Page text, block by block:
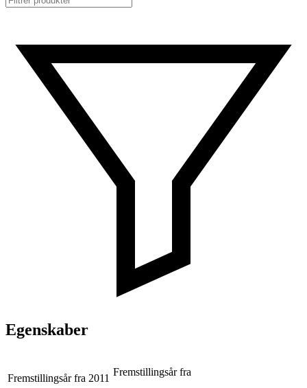
Egenskaber
Fremstillingsår fra 2011
Fremstillingsår fra